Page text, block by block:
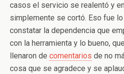
casos el servicio se realentó y
simplemente se cortó. Eso fue
constatar la dependencia que
con la herramienta y lo bueno,
llenaron de comentarios de no
cosa que se agradece y se